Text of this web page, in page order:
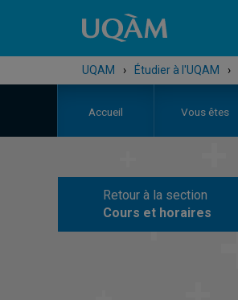
UQAM › Étudier à l'UQAM ›
Accueil Vous êtes
Retour à la section
Cours et horaires